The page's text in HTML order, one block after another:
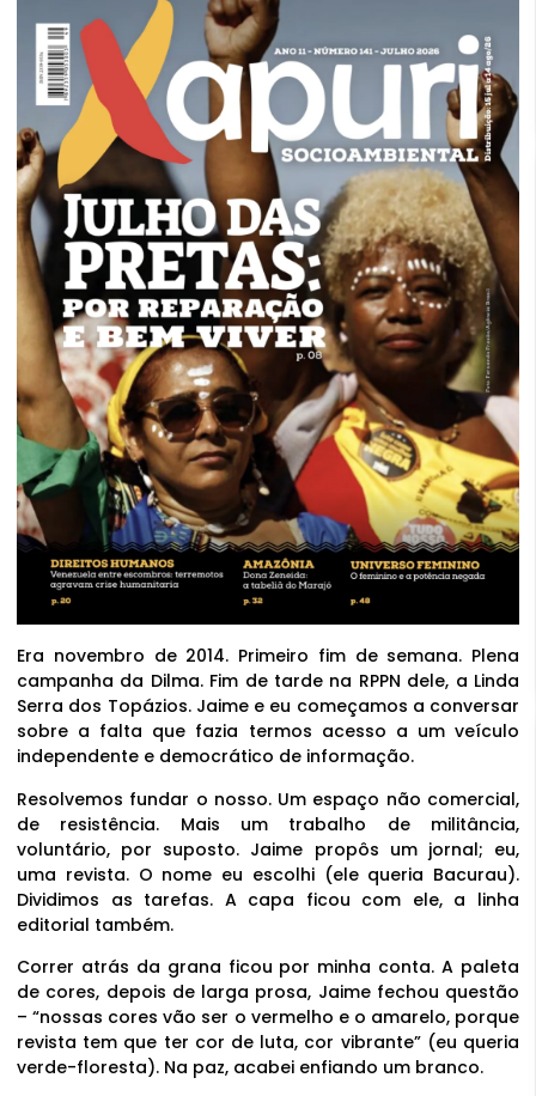
Era novembro de 2014. Primeiro fim de semana. Plena
campanha da Dilma. Fim de tarde na RPPN dele, a Linda
Serra dos Topázios. Jaime e eu começamos a conversar
sobre a falta que fazia termos acesso a um veículo
independente e democrático de informação.
Resolvemos fundar o nosso. Um espaço não comercial,
de resistência. Mais um trabalho de militância,
voluntário, por suposto. Jaime propôs um jornal; eu,
uma revista. O nome eu escolhi (ele queria Bacurau).
Dividimos as tarefas. A capa ficou com ele, a linha
editorial também.
Correr atrás da grana ficou por minha conta. A paleta
de cores, depois de larga prosa, Jaime fechou questão
– “nossas cores vão ser o vermelho e o amarelo, porque
revista tem que ter cor de luta, cor vibrante” (eu queria
verde-floresta). Na paz, acabei enfiando um branco.